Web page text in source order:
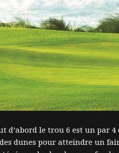
le trou 6 est un par 4
dunes pour atteindre un